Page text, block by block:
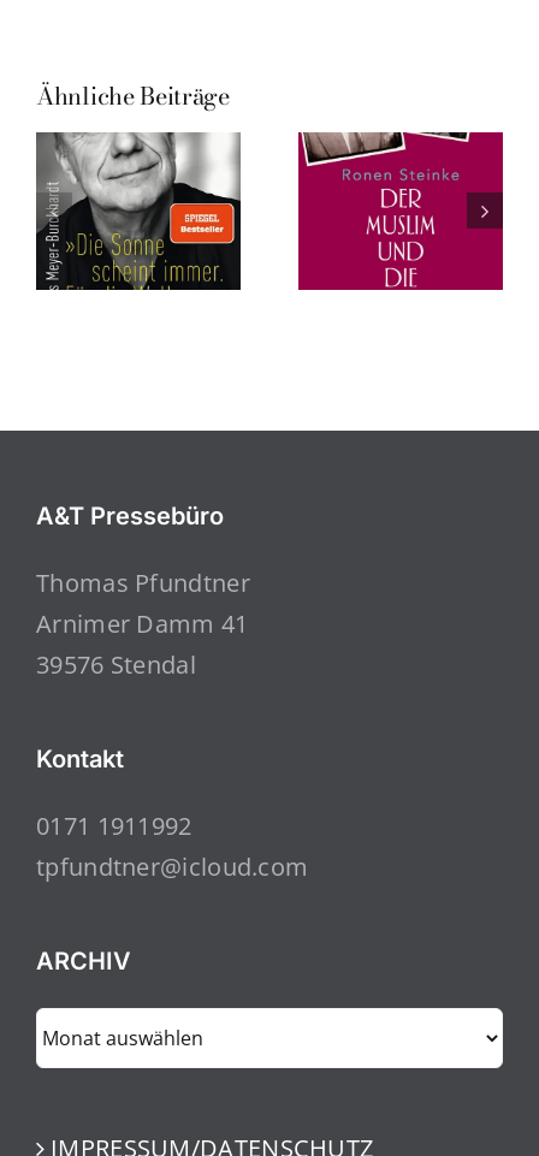
Ähnliche Beiträge
A&T Pressebüro
Thomas Pfundtner
Arnimer Damm 41
39576 Stendal
Kontakt
0171 1911992
tpfundtner@icloud.com
ARCHIV
ARCHIV
IMPRESSUM/DATENSCHUTZ